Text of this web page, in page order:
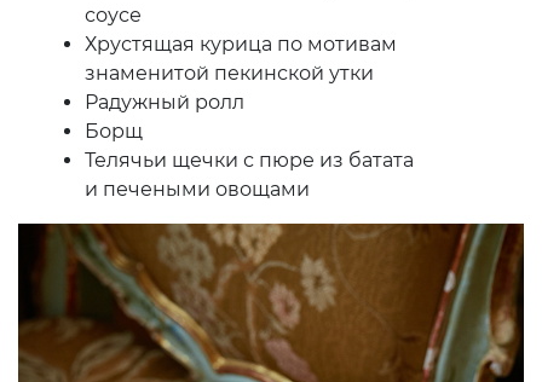
соусе
Хрустящая курица по мотивам
знаменитой пекинской утки
Радужный ролл
Борщ
Телячьи щечки с пюре из батата
и печеными овощами